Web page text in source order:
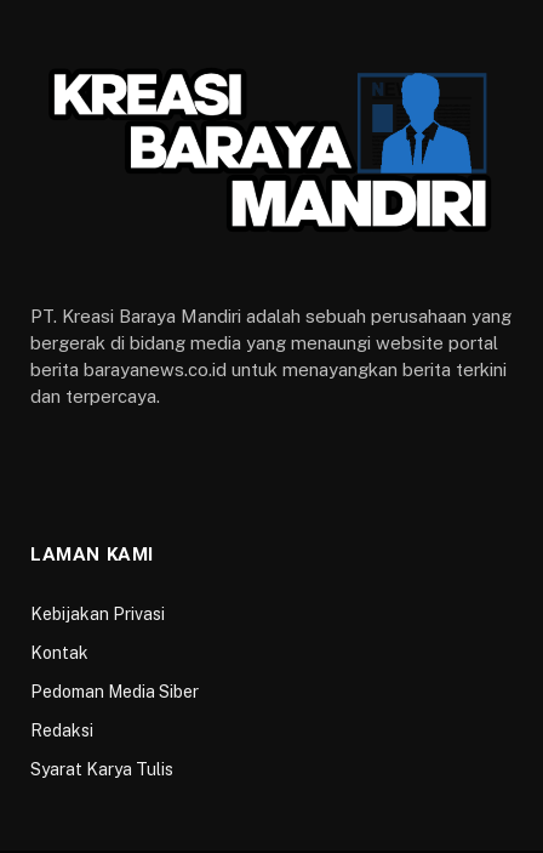
PT. Kreasi Baraya Mandiri adalah sebuah perusahaan yang
bergerak di bidang media yang menaungi website portal
berita barayanews.co.id untuk menayangkan berita terkini
dan terpercaya.
LAMAN KAMI
Kebijakan Privasi
Kontak
Pedoman Media Siber
Redaksi
Syarat Karya Tulis